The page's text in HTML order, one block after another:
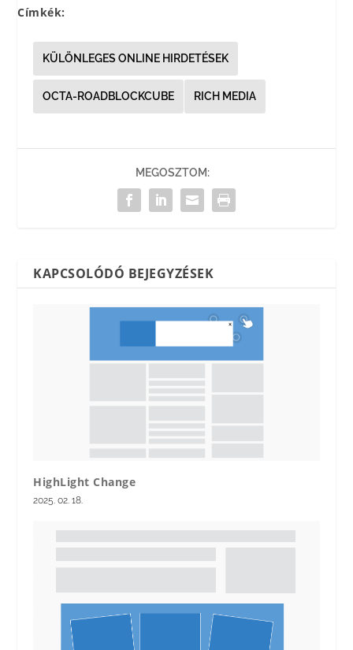
Címkék:
KÜLÖNLEGES ONLINE HIRDETÉSEK
OCTA-ROADBLOCKCUBE RICH MEDIA
MEGOSZTOM:
KAPCSOLÓDÓ BEJEGYZÉSEK
HighLight Change
2025. 02. 18.